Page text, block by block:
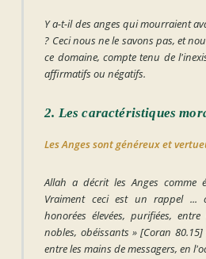
Y a-t-il des anges qui mourraient
? Ceci nous ne le savons pas, et
ce domaine, compte tenu de
affirmatifs ou négatifs.
2. Les caractéristiques
Les Anges sont généreux et
Allah a décrit les Anges
Vraiment ceci est un rappel ...
honorées élevées, purifiées,
nobles, obéissants » [Coran
entre les mains de messagers, en